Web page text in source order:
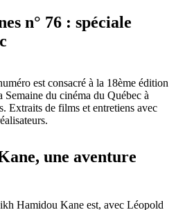
n° 76 : spéciale
est consacré à la 18ème édition
Semaine du cinéma du Québec à
Extraits de films et entretiens avec
une aventure
Hamidou Kane est, avec Léopold